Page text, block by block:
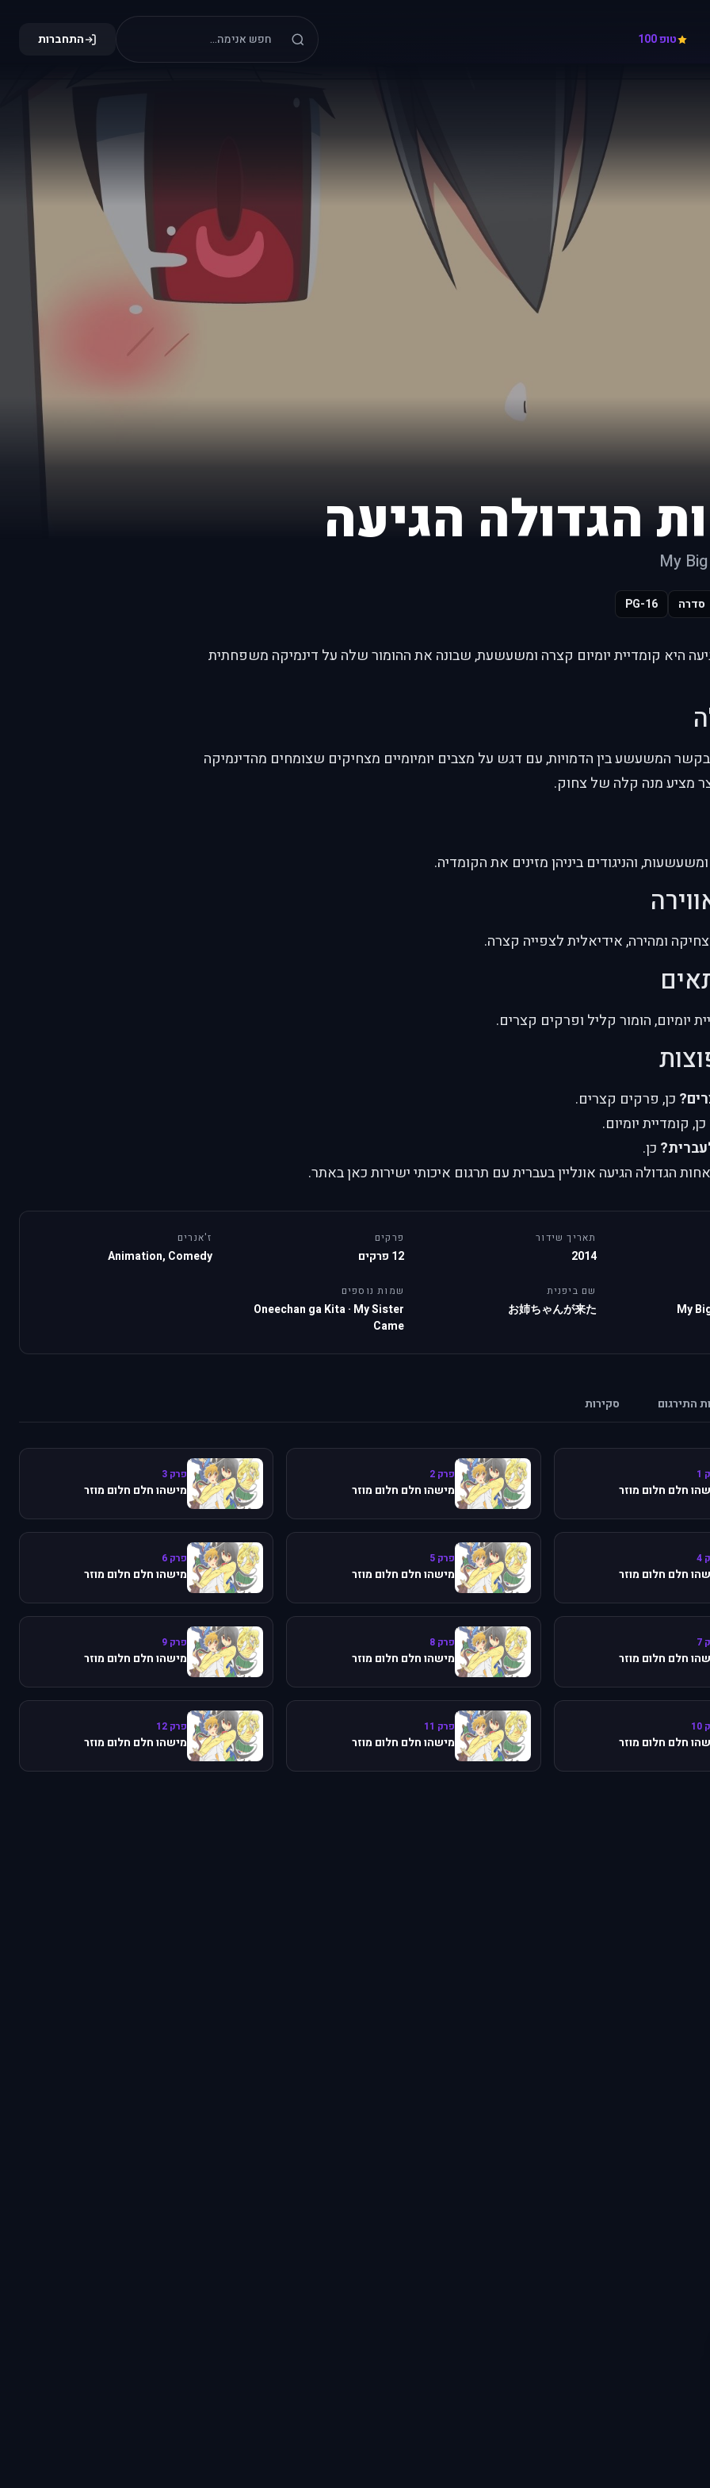
טופ 100 התחברות
הגדולה הגיעה
My
סדרה PG-16
היא קומדיית יומיום קצרה ומשעשעת, שבונה את ההומור שלה על דינמיקה משפחתית
המשעשע בין הדמויות, עם דגש על מצבים יומיומיים מצחיקים שצומחים מהדינמיקה
מציע מנה קלה של צחוק.
ומשעשעות, והניגודים ביניהן מזינים את הקומדיה.
ומהירה, אידיאלית לצפייה קצרה.
יומיום, הומור קליל ופרקים קצרים.
כן, פרקים קצרים.
כן, קומדיית יומיום.
כן.
הגדולה הגיעה אונליין בעברית עם תרגום איכותי ישירות כאן באתר.
תאריך שידור
2014
פרקים
12 פרקים
ז'אנרים
Animation, Comedy
My
שם ביפנית
お姉ちゃんが来た
שמות נוספים
Oneechan ga Kita· My Sister
Came
התירגום סקירות
חלם חלום מוזר
פרק 2
מישהו חלם חלום מוזר
פרק 3
מישהו חלם חלום מוזר
חלם חלום מוזר
פרק 5
מישהו חלם חלום מוזר
פרק 6
מישהו חלם חלום מוזר
חלם חלום מוזר
פרק 8
מישהו חלם חלום מוזר
פרק 9
מישהו חלם חלום מוזר
חלם חלום מוזר
פרק 11
מישהו חלם חלום מוזר
פרק 12
מישהו חלם חלום מוזר